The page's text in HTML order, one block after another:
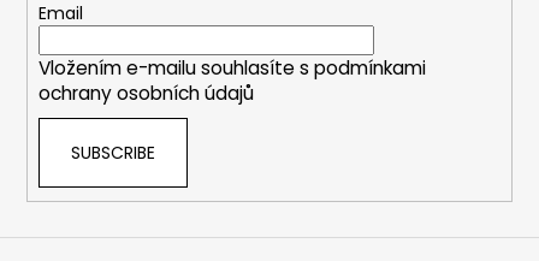
Email
Vložením e-mailu souhlasíte s podmínkami
ochrany osobních údajů
SUBSCRIBE